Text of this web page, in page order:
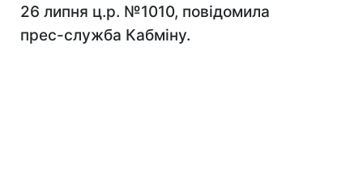
26 липня ц.р. №1010, повідомила
прес-служба Кабміну.